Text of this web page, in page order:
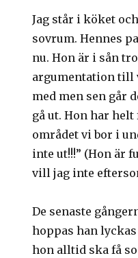
Jag står i köket
sovrum. Hennes
nu. Hon är i sån
argumentation till
med men sen går
gå ut. Hon har
området vi bor i
inte ut!!!” (Hon är
vill jag inte
De senaste
hoppas han
hon alltid ska få